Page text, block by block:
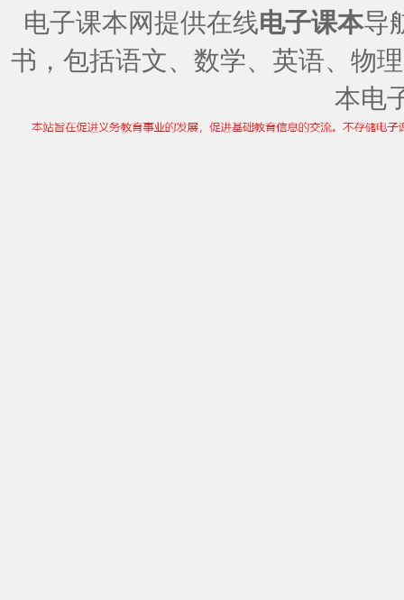
电子课本网提供在线电子课本导
书，包括语文、数学、英语、物
本电